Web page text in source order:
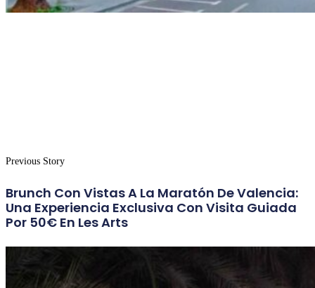
Previous Story
Brunch Con Vistas A La Maratón De Valencia:
Una Experiencia Exclusiva Con Visita Guiada
Por 50€ En Les Arts